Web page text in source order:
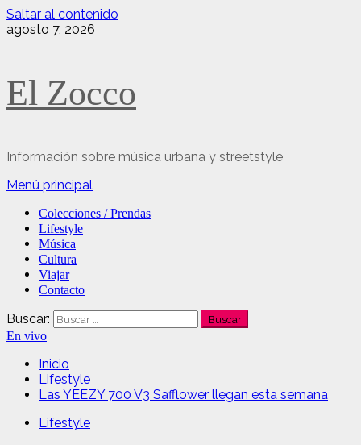
Saltar al contenido
agosto 7, 2026
El Zocco
Información sobre música urbana y streetstyle
Menú principal
Colecciones / Prendas
Lifestyle
Música
Cultura
Viajar
Contacto
Buscar:
En vivo
Inicio
Lifestyle
Las YEEZY 700 V3 Safflower llegan esta semana
Lifestyle